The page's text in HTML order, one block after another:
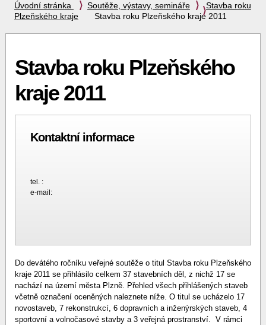
Úvodní stránka Soutěže, výstavy, semináře
Stavba roku
Plzeňského kraje
Stavba roku Plzeňského kraje 2011
Stavba roku Plzeňského
kraje 2011
Kontaktní informace
tel. :
e-mail:
Do devátého ročníku veřejné soutěže o titul Stavba roku Plzeňského
kraje 2011 se přihlásilo celkem 37 stavebních děl, z nichž 17 se
nachází na území města Plzně. Přehled všech přihlášených staveb
včetně označení oceněných naleznete níže. O titul se ucházelo 17
novostaveb, 7 rekonstrukcí, 6 dopravních a inženýrských staveb, 4
sportovní a volnočasové stavby a 3 veřejná prostranství. V rámci